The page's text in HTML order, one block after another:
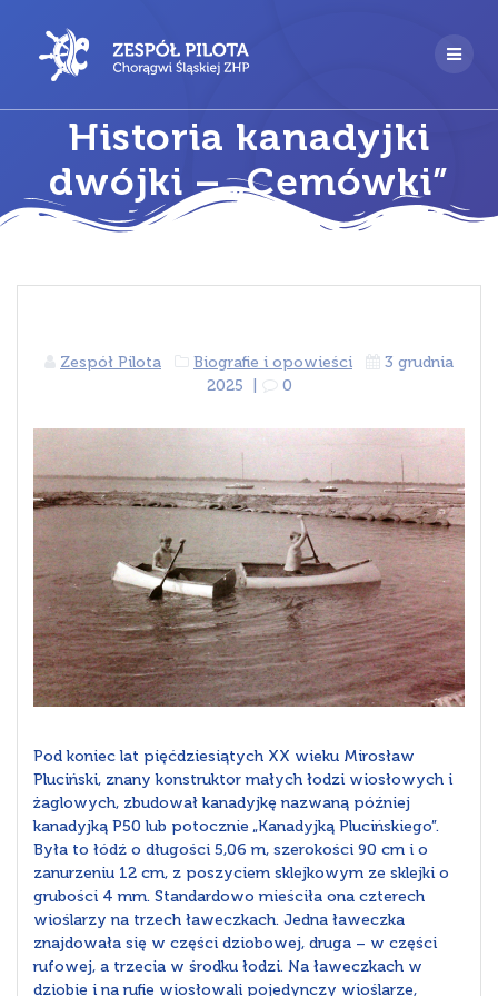
treści
Historia kanadyjki
dwójki – „Cemówki”
Zespół Pilota Biografie i opowieści
3 grudnia
2025
0
Pod koniec lat pięćdziesiątych XX wieku Mirosław
Pluciński, znany konstruktor małych łodzi wiosłowych i
żaglowych, zbudował kanadyjkę nazwaną później
kanadyjką P50 lub potocznie „Kanadyjką Plucińskiego”.
Była to łódź o długości 5,06 m, szerokości 90 cm i o
zanurzeniu 12 cm, z poszyciem sklejkowym ze sklejki o
grubości 4 mm. Standardowo mieściła ona czterech
wioślarzy na trzech ławeczkach. Jedna ławeczka
znajdowała się w części dziobowej, druga – w części
rufowej, a trzecia w środku łodzi. Na ławeczkach w
dziobie i na rufie wiosłowali pojedynczy wioślarze,